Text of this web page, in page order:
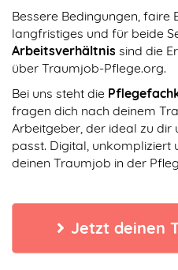
Bessere Bedingungen, faire
langfristiges und für beide
Arbeitsverhältnis sind die
über Traumjob-Pflege.org.
Bei uns steht die
fragen dich nach deinem
Arbeitgeber, der ideal zu dir
passt. Digital, unkompliziert
deinen Traumjob in der
Jetzt deinen